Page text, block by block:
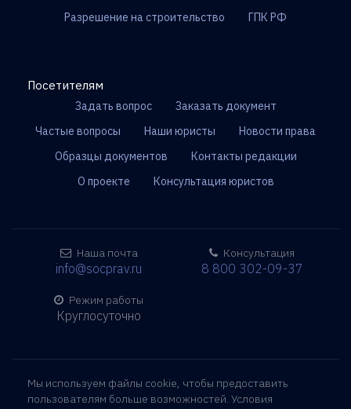
Разрешение на строительство
ГПК РФ
Посетителям
Задать вопрос
Заказать документ
Частые вопросы
Наши юристы
Новости права
Образцы документов
Контакты редакции
О проекте
Консультация юристов
Наша почта
info@socprav.ru
Режим работы
Круглосуточно
Консультация
8 800 302-09-37
Мы используем файлы cookie, чтобы предоставить
пользователям больше возможностей. Условия